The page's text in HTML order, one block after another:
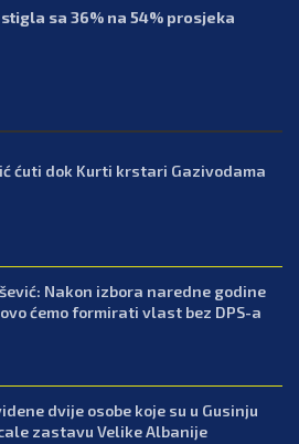
sa 36% na 54% prosjeka
ćuti dok Kurti krstari Gazivodama
Nakon izbora naredne godine
ćemo formirati vlast bez DPS-a
dvije osobe koje su u Gusinju
zastavu Velike Albanije